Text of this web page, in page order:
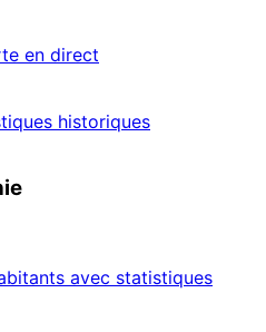
en direct
historiques
avec statistiques